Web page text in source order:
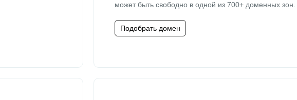
может быть свободно в одной из 700+ доменных зон.
Подобрать домен